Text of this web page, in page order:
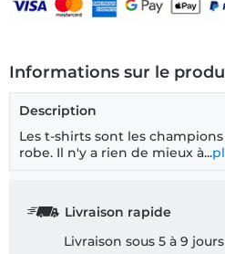
Informations sur le
Description
Les t-shirts sont les
robe. Il n'y a rien de mieux à...
Livraison rapide
Livraison sous 5 à 9